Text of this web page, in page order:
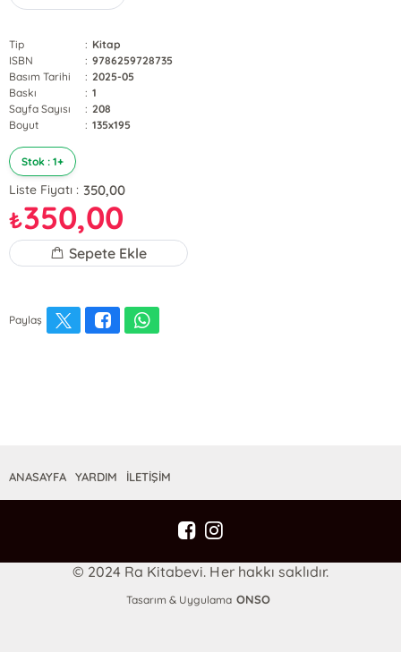
Tip : Kitap
ISBN
: 9786259728735
Basım Tarihi
: 2025-05
Baskı
: 1
Sayfa Sayısı
: 208
Boyut
: 135x195
Stok : 1+
Liste Fiyatı : 350,00
₺350,00
Sepete Ekle
Paylaş
ANASAYFA YARDIM İLETİŞİM
© 2024 Ra Kitabevi. Her hakkı saklıdır.
Tasarım & Uygulama ONSO